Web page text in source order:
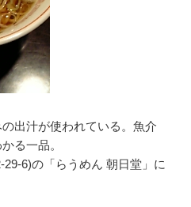
出汁が使われている。魚介
る一品。
6)の「らうめん 朝日堂」に